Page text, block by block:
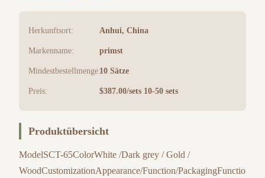
Herkunftsort: Anhui, China
Markenname: primst
Mindestbestellmenge:10 Sätze
Preis: $387.00/sets 10-50 sets
Produktübersicht
ModelSCT-65ColorWhite /Dark grey / Gold /
WoodCustomizationAppearance/Function/PackagingFunctio